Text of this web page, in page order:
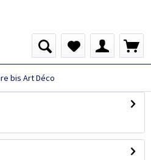
bis Art Déco